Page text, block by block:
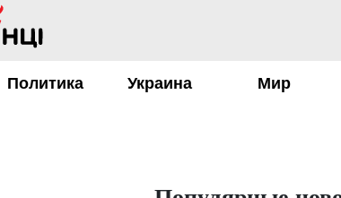
Политика Украина Мир